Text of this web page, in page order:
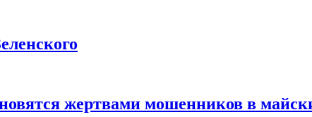
жертвами мошенников в